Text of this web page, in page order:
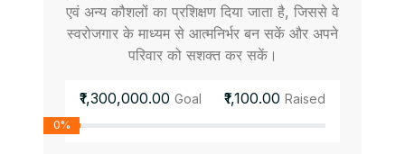
एवं अन्य कौशलों का प्रशिक्षण दिया जाता है, जिससे वे
स्वरोजगार के माध्यम से आत्मनिर्भर बन सकें और अपने
परिवार को सशक्त कर सकें।
₹1,300,000.00 Goal ₹1,100.00 Raised
0%